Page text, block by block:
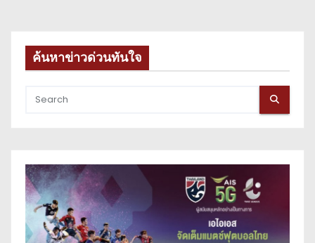
ค้นหาข่าวด่วนทันใจ